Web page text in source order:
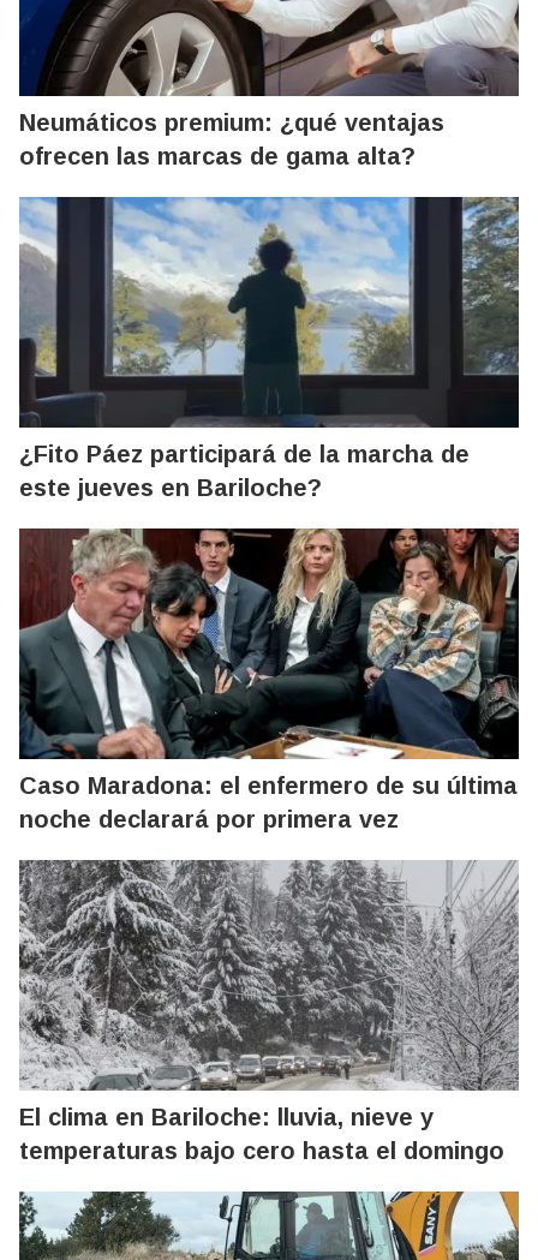
Neumáticos premium: ¿qué ventajas
ofrecen las marcas de gama alta?
¿Fito Páez participará de la marcha de
este jueves en Bariloche?
Caso Maradona: el enfermero de su última
noche declarará por primera vez
El clima en Bariloche: lluvia, nieve y
temperaturas bajo cero hasta el domingo